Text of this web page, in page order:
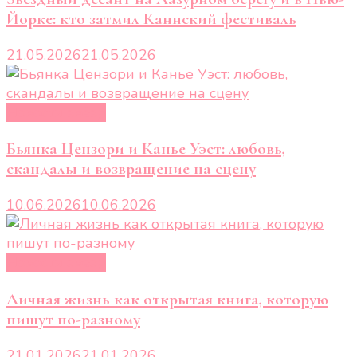
Йорке: кто затмил Каннский фестиваль
21.05.202621.05.2026
Бьянка Цензори и Канье Уэст: любовь,
скандалы и возвращение на сцену
10.06.202610.06.2026
Личная жизнь как открытая книга, которую
пишут по-разному